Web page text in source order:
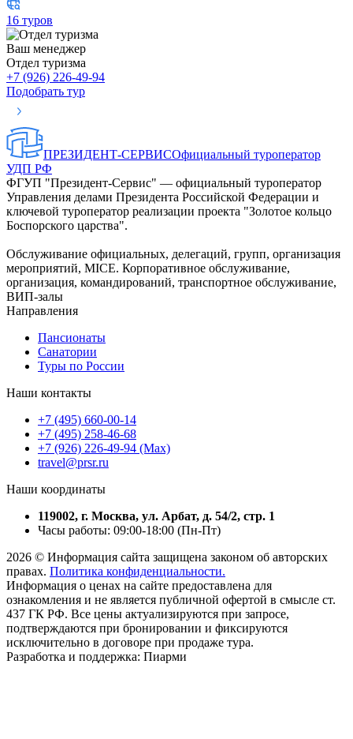
16 туров
Ваш менеджер
Отдел туризма
+7 (926) 226-49-94
Подобрать тур
ПРЕЗИДЕНТ-СЕРВИСОфициальный туроператор
УДП РФ
ФГУП "Президент-Сервис" — официальный туроператор
Управления делами Президента Российской Федерации и
ключевой туроператор реализации проекта "Золотое кольцо
Боспорского царства".
Обслуживание официальных, делегаций, групп, организация
мероприятий, MICE. Корпоративное обслуживание,
организация, командирований, транспортное обслуживание,
ВИП-залы
Направления
Пансионаты
Санатории
Туры по России
Наши контакты
+7 (495) 660-00-14
+7 (495) 258-46-68
+7 (926) 226-49-94 (Max)
travel@prsr.ru
Наши координаты
119002, г. Москва, ул. Арбат, д. 54/2, стр. 1
Часы работы: 09:00-18:00 (Пн-Пт)
2026 © Информация сайта защищена законом об авторских
правах. Политика конфиденциальности.
Информация о ценах на сайте предоставлена для
ознакомления и не является публичной офертой в смысле ст.
437 ГК РФ. Все цены актуализируются при запросе,
подтверждаются при бронировании и фиксируются
исключительно в договоре при продаже тура.
Разработка и поддержка: Пиарми